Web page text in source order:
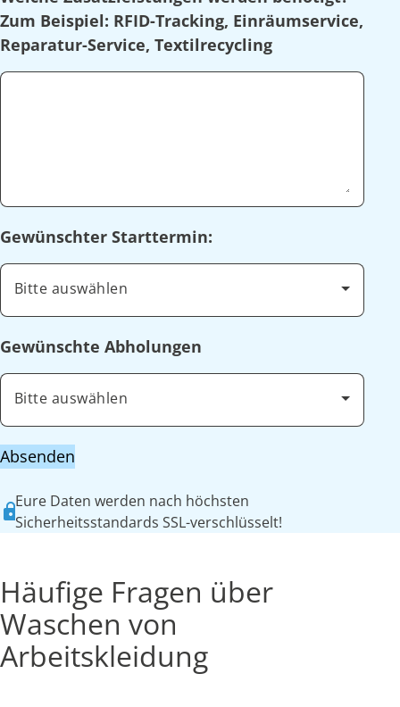
Zum Beispiel: RFID-Tracking, Einräumservice,
Reparatur-Service, Textilrecycling
Gewünschter Starttermin:
Bitte auswählen
Gewünschte Abholungen
Bitte auswählen
Absenden
Eure Daten werden nach höchsten
Sicherheitsstandards SSL-verschlüsselt!
Häufige Fragen über
Waschen von
Arbeitskleidung